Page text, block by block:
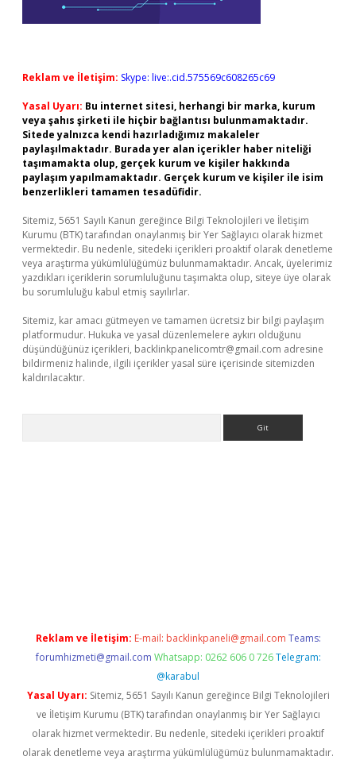
Reklam ve İletişim: Skype: live:.cid.575569c608265c69
Yasal Uyarı: Bu internet sitesi, herhangi bir marka, kurum
veya şahıs şirketi ile hiçbir bağlantısı bulunmamaktadır.
Sitede yalnızca kendi hazırladığımız makaleler
paylaşılmaktadır. Burada yer alan içerikler haber niteliği
taşımamakta olup, gerçek kurum ve kişiler hakkında
paylaşım yapılmamaktadır. Gerçek kurum ve kişiler ile isim
benzerlikleri tamamen tesadüfidir.
Sitemiz, 5651 Sayılı Kanun gereğince Bilgi Teknolojileri ve İletişim
Kurumu (BTK) tarafından onaylanmış bir Yer Sağlayıcı olarak hizmet
vermektedir. Bu nedenle, sitedeki içerikleri proaktif olarak denetleme
veya araştırma yükümlülüğümüz bulunmamaktadır. Ancak, üyelerimiz
yazdıkları içeriklerin sorumluluğunu taşımakta olup, siteye üye olarak
bu sorumluluğu kabul etmiş sayılırlar.
Sitemiz, kar amacı gütmeyen ve tamamen ücretsiz bir bilgi paylaşım
platformudur. Hukuka ve yasal düzenlemelere aykırı olduğunu
düşündüğünüz içerikleri, backlinkpanelicomtr@gmail.com adresine
bildirmeniz halinde, ilgili içerikler yasal süre içerisinde sitemizden
kaldırılacaktır.
Reklam ve İletişim: E-mail: backlinkpaneli@gmail.com Teams:
forumhizmeti@gmail.com Whatsapp: 0262 606 0 726 Telegram:
@karabul
Yasal Uyarı: Sitemiz, 5651 Sayılı Kanun gereğince Bilgi Teknolojileri
ve İletişim Kurumu (BTK) tarafından onaylanmış bir Yer Sağlayıcı
olarak hizmet vermektedir. Bu nedenle, sitedeki içerikleri proaktif
olarak denetleme veya araştırma yükümlülüğümüz bulunmamaktadır.